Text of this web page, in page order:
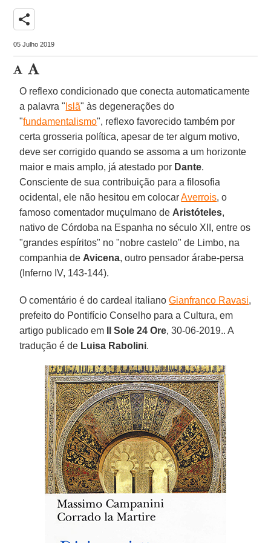
share
05 Julho 2019
O reflexo condicionado que conecta automaticamente
a palavra " Islã" às degenerações do
"fundamentalismo", reflexo favorecido também por
certa grosseria política, apesar de ter algum motivo,
deve ser corrigido quando se assoma a um horizonte
maior e mais amplo, já atestado por Dante.
Consciente de sua contribuição para a filosofia
ocidental, ele não hesitou em colocarAverrois, o
famoso comentador muçulmano de Aristóteles,
nativo de Córdoba na Espanha no século XII, entre os
"grandes espíritos" no "nobre castelo" de Limbo, na
companhia de Avicena, outro pensador árabe-persa
(Inferno IV, 143-144).
O comentário é do cardeal italianoGianfranco Ravasi,
prefeito do Pontifício Conselho para a Cultura, em
artigo publicado em Il Sole 24 Ore, 30-06-2019.. A
tradução é de Luisa Rabolini.